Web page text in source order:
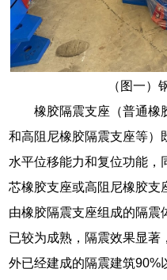
（图一）
橡胶隔震支座（普通橡
和高阻尼橡胶隔震支座等）
水平位移能力和复位功能，
芯橡胶支座或高阻尼橡胶支
由橡胶隔震支座组成的隔震
已较为成熟，隔震效果显著
外已经建成的隔震建筑90%